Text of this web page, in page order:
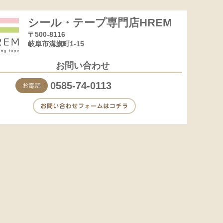
シール・テープ専門店HREM
〒500-8116
岐阜市溝旗町1-15
お問い合わせ
0585-74-0113